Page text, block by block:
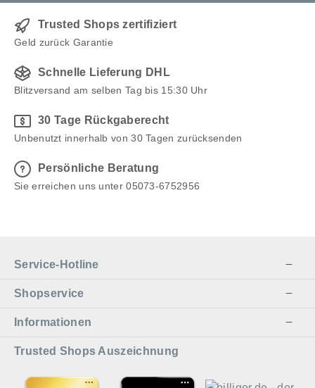
Trusted Shops zertifiziert
Geld zurück Garantie
Schnelle Lieferung DHL
Blitzversand am selben Tag bis 15:30 Uhr
30 Tage Rückgaberecht
Unbenutzt innerhalb von 30 Tagen zurücksenden
Persönliche Beratung
Sie erreichen uns unter 05073-6752956
Service-Hotline
Shopservice
Informationen
Trusted Shops Auszeichnung